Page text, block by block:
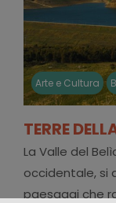
Arte e Cultura
TERRE
La Valle del
occidentale, si
paesaggi che